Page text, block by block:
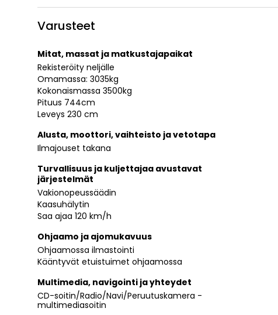
Varusteet
Mitat, massat ja matkustajapaikat
Rekisteröity neljälle
Omamassa: 3035kg
Kokonaismassa 3500kg
Pituus 744cm
Leveys 230 cm
Alusta, moottori, vaihteisto ja vetotapa
Ilmajouset takana
Turvallisuus ja kuljettajaa avustavat
järjestelmät
Vakionopeussäädin
Kaasuhälytin
Saa ajaa 120 km/h
Ohjaamo ja ajomukavuus
Ohjaamossa ilmastointi
Kääntyvät etuistuimet ohjaamossa
Multimedia, navigointi ja yhteydet
CD-soitin/Radio/Navi/Peruutuskamera -
multimediasoitin